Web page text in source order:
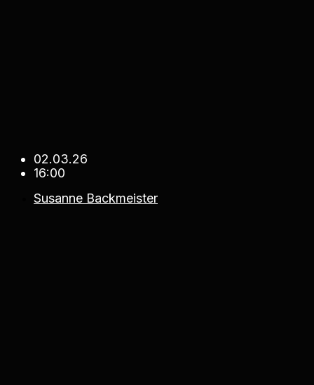
02.03.26
16:00
Susanne Backmeister